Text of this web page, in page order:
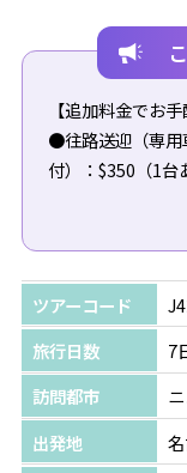
【追加料金でお手
●往路送迎（専用
付）：$350（1台
●復路送迎（専
●ブロードウェイ
能！詳しくはお
★おひとり様ご参
（+50,000円～）
ツアーコード
旅行日数
7
訪問都市
出発地